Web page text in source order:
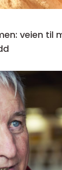
veien til